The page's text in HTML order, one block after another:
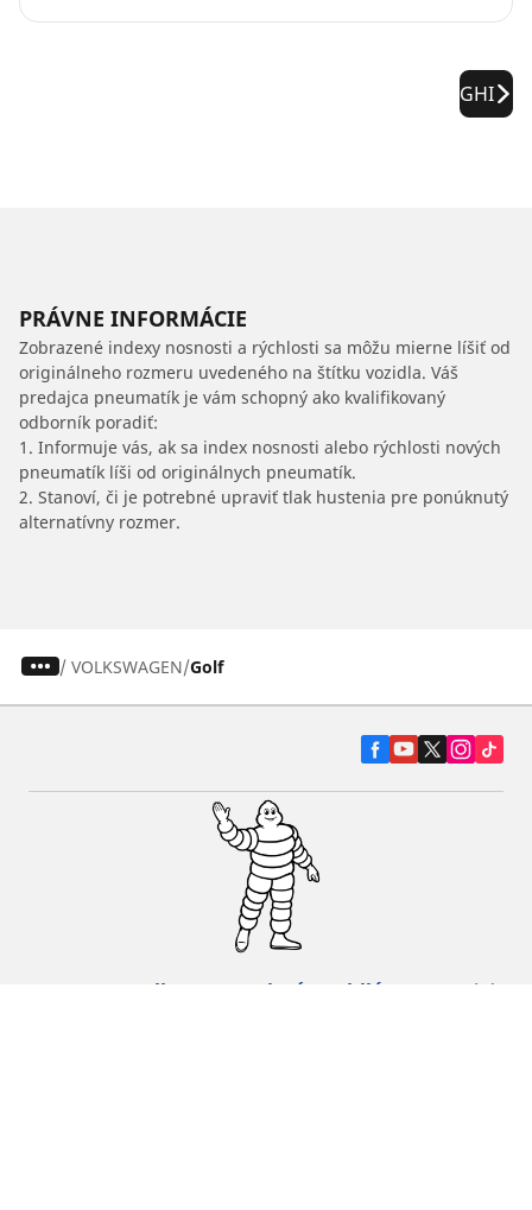
GHI
PRÁVNE INFORMÁCIE
Zobrazené indexy nosnosti a rýchlosti sa môžu mierne líšiť od
originálneho rozmeru uvedeného na štítku vozidla. Váš
predajca pneumatík je vám schopný ako kvalifikovaný
odborník poradiť:
1. Informuje vás, ak sa index nosnosti alebo rýchlosti nových
pneumatík líši od originálnych pneumatík.
2. Stanoví, či je potrebné upraviť tlak hustenia pre ponúknutý
alternatívny rozmer.
/ VOLKSWAGEN Golf
Pneumatiky pre osobné vozidlá, suv a